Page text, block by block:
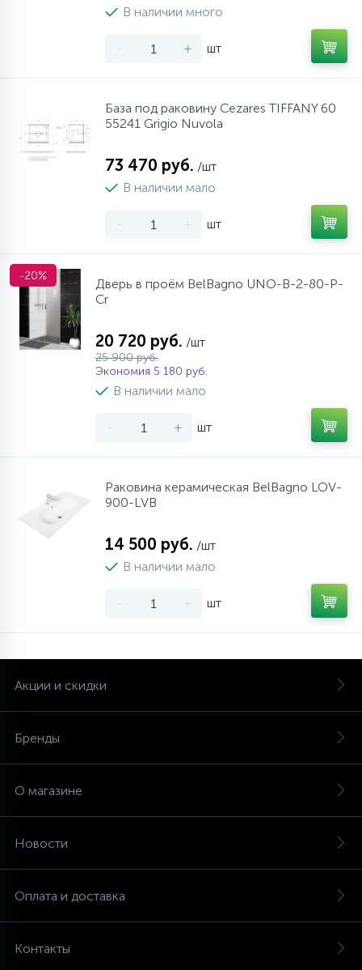
В наличии много
- + шт
База под раковину Cezares TIFFANY 60
55241 Grigio Nuvola
73 470 руб. /шт
В наличии мало
- + шт
-20%
Дверь в проём BelBagno UNO-B-2-80-P-
Cr
20 720 руб. /шт
25 900 руб.
Экономия 5 180 руб.
В наличии мало
- + шт
Раковина керамическая BelBagno LOV-
900-LVB
14 500 руб. /шт
В наличии мало
- + шт
Акции и скидки
Бренды
О магазине
Новости
Оплата и доставка
Контакты